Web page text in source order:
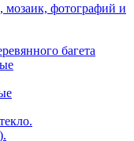
мозаик, фотографий и
багета